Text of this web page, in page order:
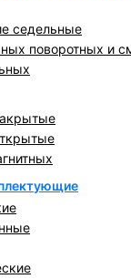
седельные
поворотных и